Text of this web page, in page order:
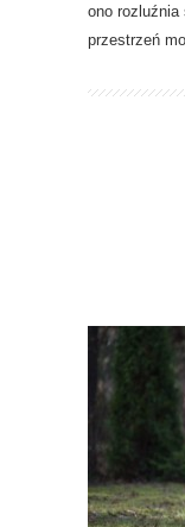
ono
przestrzeń